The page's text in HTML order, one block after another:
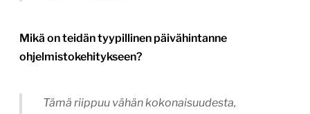
Mikä on teidän tyypillinen päivähintanne
ohjelmistokehitykseen?
Tämä riippuu vähän kokonaisuudesta,